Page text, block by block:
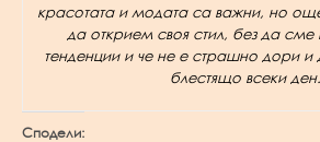
красотата и модата са важни, но
да открием своя стил, без да сме
тенденции и че не е страшно дори и
блестящо всеки ден.
Сподели: